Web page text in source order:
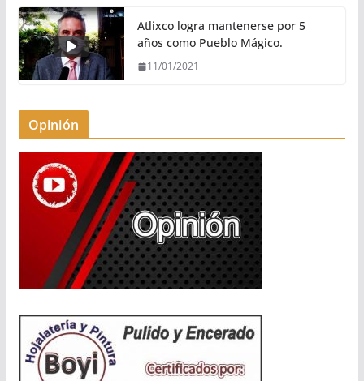
Atlixco logra mantenerse por 5
años como Pueblo Mágico.
11/01/2021
Opinión